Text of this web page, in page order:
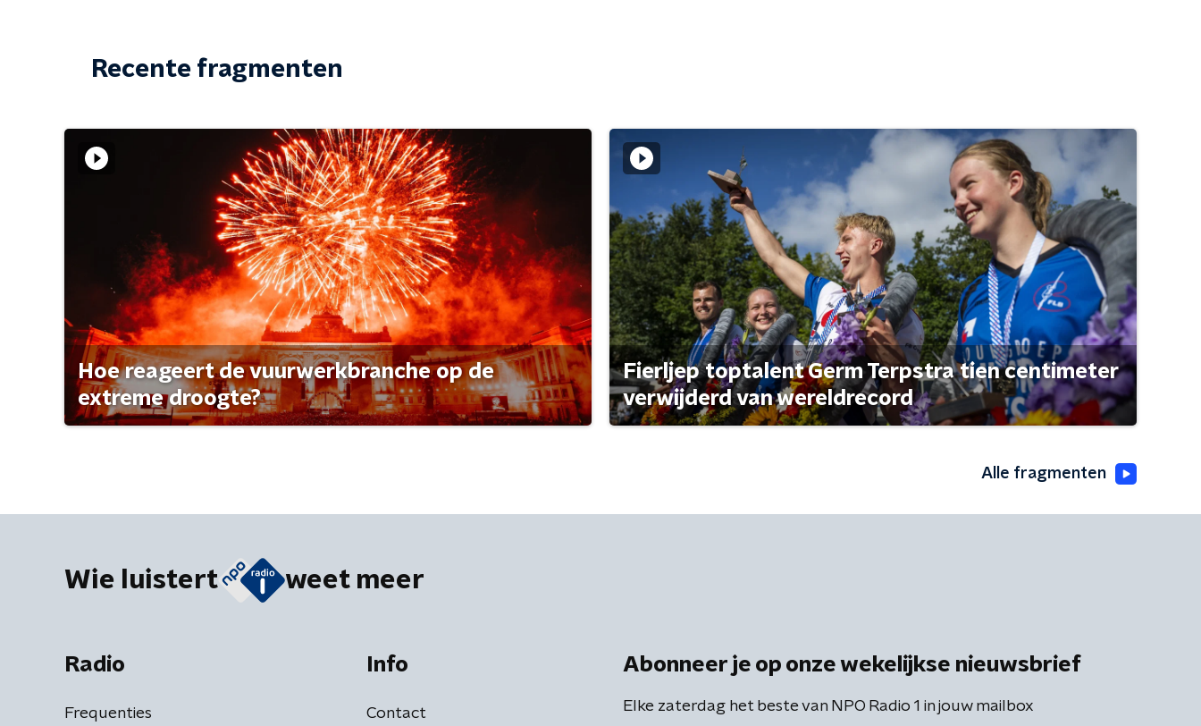
Recente fragmenten
Hoe reageert de vuurwerkbranche op de
extreme droogte?
Fierljep toptalent Germ Terpstra tien centimeter
verwijderd van wereldrecord
Alle fragmenten
Wie luistert weet meer
Radio
Frequenties
Info
Contact
Abonneer je op onze wekelijkse nieuwsbrief
Elke zaterdag het beste van NPO Radio 1 in jouw mailbox